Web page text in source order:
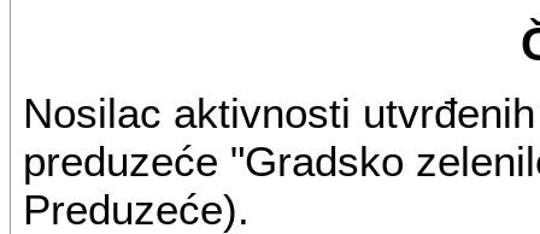
Nosilac aktivnosti
preduzeće "Gradsko
Preduzeće).